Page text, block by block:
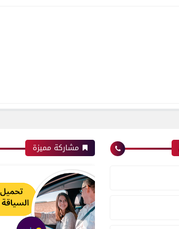
مشاركة مميزة